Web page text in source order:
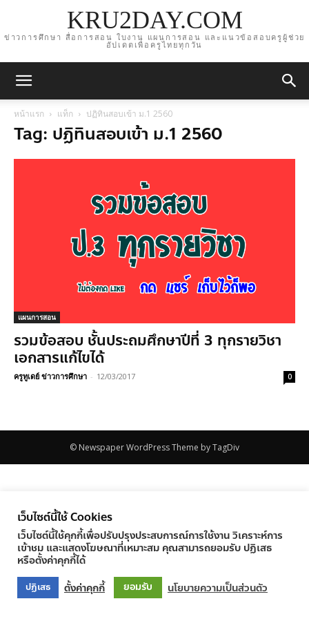
KRU2DAY.COM
ข่าวการศึกษา สื่อการสอน ใบงาน แผนการสอน และแนวข้อสอบครูผู้ช่วย
อัปเดตเพื่อครูไทยทุกวัน
หน้าแรก แท็ก ปฏิทินสอบเข้า ม.1 2560
Tag: ปฏิทินสอบเข้า ม.1 2560
แผนการสอน
รวมข้อสอบ ชั้นประถมศึกษาปีที่ 3 ทุกรายวิชา
เอกสารแก้ไขได้
ครูทูเดย์ ข่าวการศึกษา - 12/03/2017 0
© Newspaper WordPress Theme by TagDiv
เว็บไซต์นี้ใช้ Cookies
เว็บไซต์นี้ใช้คุกกี้เพื่อปรับปรุงประสบการณ์การใช้งาน วิเคราะห์การ
เข้าชม และแสดงโฆษณาที่เหมาะสม คุณสามารถยอมรับ ปฏิเสธ
หรือตั้งค่าคุกกี้ได้
ปฏิเสธ ตั้งค่าคุกกี้ ยอมรับ นโยบายความเป็นส่วนตัว